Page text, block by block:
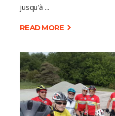
jusqu'à
READ MORE